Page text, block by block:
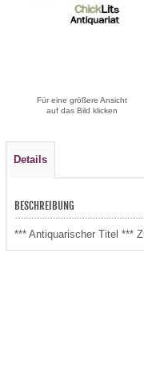
Für eine größere Ansicht
auf das Bild klicken
Details
BESCHREIBUNG
*** Antiquarischer Titel ***